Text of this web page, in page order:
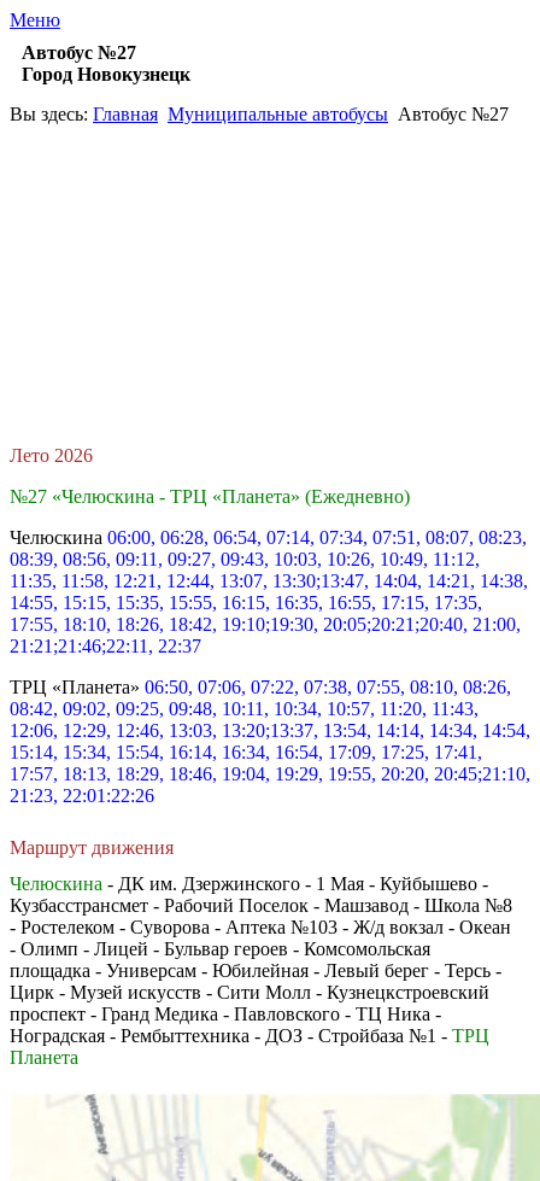
Меню
Автобус №27
Город Новокузнецк
Вы здесь: Главная Муниципальные автобусы Автобус №27
Лето 2026
№27 «Челюскина - ТРЦ «Планета» (Ежедневно)
Челюскина 06:00, 06:28, 06:54, 07:14, 07:34, 07:51, 08:07, 08:23,
08:39, 08:56, 09:11, 09:27, 09:43, 10:03, 10:26, 10:49, 11:12,
11:35, 11:58, 12:21, 12:44, 13:07, 13:30;13:47, 14:04, 14:21, 14:38,
14:55, 15:15, 15:35, 15:55, 16:15, 16:35, 16:55, 17:15, 17:35,
17:55, 18:10, 18:26, 18:42, 19:10;19:30, 20:05;20:21;20:40, 21:00,
21:21;21:46;22:11, 22:37
ТРЦ «Планета» 06:50, 07:06, 07:22, 07:38, 07:55, 08:10, 08:26,
08:42, 09:02, 09:25, 09:48, 10:11, 10:34, 10:57, 11:20, 11:43,
12:06, 12:29, 12:46, 13:03, 13:20;13:37, 13:54, 14:14, 14:34, 14:54,
15:14, 15:34, 15:54, 16:14, 16:34, 16:54, 17:09, 17:25, 17:41,
17:57, 18:13, 18:29, 18:46, 19:04, 19:29, 19:55, 20:20, 20:45;21:10,
21:23, 22:01:22:26
Маршрут движения
Челюскина - ДК им. Дзержинского - 1 Мая - Куйбышево -
Кузбасстрансмет - Рабочий Поселок - Машзавод - Школа №8
- Ростелеком - Суворова - Аптека №103 - Ж/д вокзал - Океан
- Олимп - Лицей - Бульвар героев - Комсомольская
площадка - Универсам - Юбилейная - Левый берег - Терсь -
Цирк - Музей искусств - Сити Молл - Кузнецкстроевский
проспект - Гранд Медика - Павловского - ТЦ Ника -
Ноградская - Рембыттехника - ДОЗ - Стройбаза №1 - ТРЦ
Планета